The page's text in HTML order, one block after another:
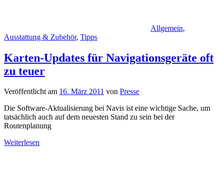
Allgemein,
Ausstattung & Zubehör, Tipps
Karten-Updates für Navigationsgeräte oft
zu teuer
Veröffentlicht am 16. März 2011 von Presse
Die Software-Aktualisierung bei Navis ist eine wichtige Sache, um
tatsächlich auch auf dem neuesten Stand zu sein bei der
Routenplanung
Weiterlesen